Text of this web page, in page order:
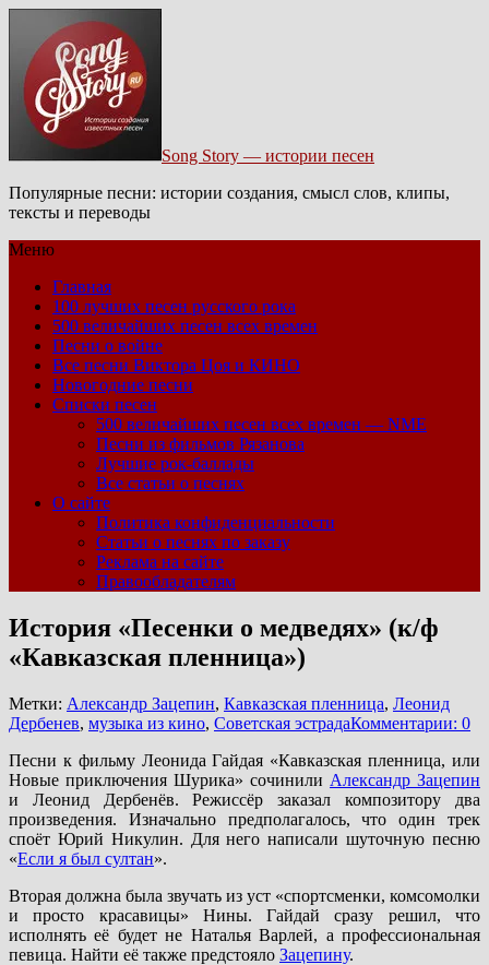
Song Story — истории песен
Популярные песни: истории создания, смысл слов, клипы,
тексты и переводы
Меню
Главная
100 лучших песен русского рока
500 величайших песен всех времен
Песни о войне
Все песни Виктора Цоя и КИНО
Новогодние песни
Списки песен
500 величайших песен всех времен — NME
Песни из фильмов Рязанова
Лучшие рок-баллады
Все статьи о песнях
О сайте
Политика конфиденциальности
Статьи о песнях по заказу
Реклама на сайте
Правообладателям
История «Песенки о медведях» (к/ф
«Кавказская пленница»)
Метки: Александр Зацепин, Кавказская пленница, Леонид
Дербенев, музыка из кино, Советская эстрадаКомментарии: 0
Песни к фильму Леонида Гайдая «Кавказская пленница, или
Новые приключения Шурика» сочинили Александр Зацепин
и Леонид Дербенёв. Режиссёр заказал композитору два
произведения. Изначально предполагалось, что один трек
споёт Юрий Никулин. Для него написали шуточную песню
«Если я был султан».
Вторая должна была звучать из уст «спортсменки, комсомолки
и просто красавицы» Нины. Гайдай сразу решил, что
исполнять её будет не Наталья Варлей, а профессиональная
певица. Найти её также предстояло Зацепину.